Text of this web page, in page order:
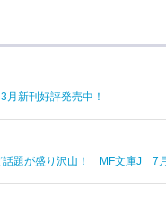
新刊好評発売中！
話題が盛り沢山！ MF文庫J 7